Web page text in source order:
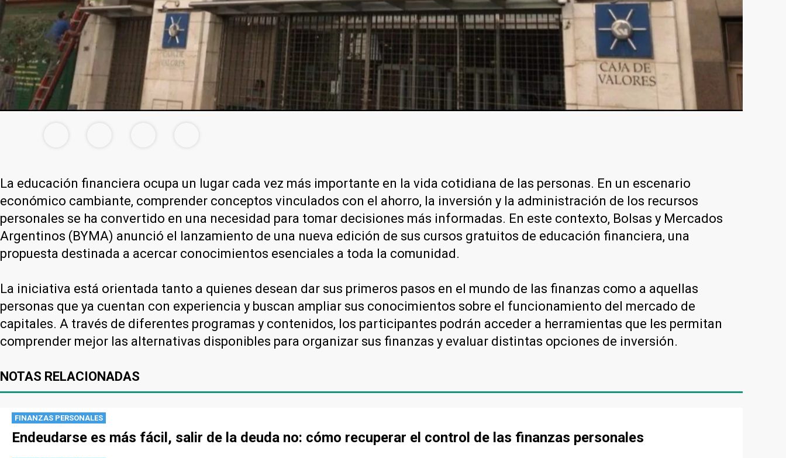
La educación financiera ocupa un lugar cada vez más importante en la vida cotidiana de las personas. En un escenario
económico cambiante, comprender conceptos vinculados con el ahorro, la inversión y la administración de los recursos
personales se ha convertido en una necesidad para tomar decisiones más informadas. En este contexto, Bolsas y Mercados
Argentinos (BYMA) anunció el lanzamiento de una nueva edición de sus cursos gratuitos de educación financiera, una
propuesta destinada a acercar conocimientos esenciales a toda la comunidad.
La iniciativa está orientada tanto a quienes desean dar sus primeros pasos en el mundo de las finanzas como a aquellas
personas que ya cuentan con experiencia y buscan ampliar sus conocimientos sobre el funcionamiento del mercado de
capitales. A través de diferentes programas y contenidos, los participantes podrán acceder a herramientas que les permitan
comprender mejor las alternativas disponibles para organizar sus finanzas y evaluar distintas opciones de inversión.
NOTAS RELACIONADAS
FINANZAS PERSONALES
Endeudarse es más fácil, salir de la deuda no: cómo recuperar el control de las finanzas personales